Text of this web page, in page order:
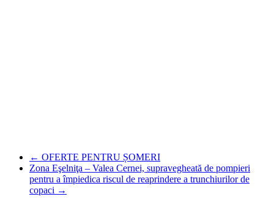
← OFERTE PENTRU ȘOMERI
Zona Eşelniţa – Valea Cernei, supravegheată de pompieri
pentru a împiedica riscul de reaprindere a trunchiurilor de
copaci →